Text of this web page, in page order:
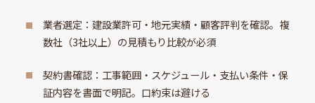
業者選定：建設業許可・地元実績・顧客評判を確認。複
数社（3社以上）の見積もり比較が必須
契約書確認：工事範囲・スケジュール・支払い条件・保
証内容を書面で明記。口約束は避ける